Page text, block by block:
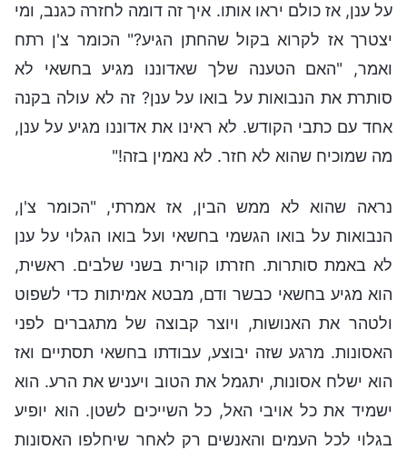
על ענן, אז כולם יראו אותו. איך זה דומה לחזרה כגנב, ומי
יצטרך אז לקרוא בקול שהחתן הגיע?" הכומר צ'ן רתח
ואמר, "האם הטענה שלך שאדוננו מגיע בחשאי לא
סותרת את הנבואות על בואו על ענן? זה לא עולה בקנה
אחד עם כתבי הקודש. לא ראינו את אדוננו מגיע על ענן,
מה שמוכיח שהוא לא חזר. לא נאמין בזה!"
נראה שהוא לא ממש הבין, אז אמרתי, "הכומר צ'ן,
הנבואות על בואו הגשמי בחשאי ועל בואו הגלוי על ענן
לא באמת סותרות. חזרתו קורית בשני שלבים. ראשית,
הוא מגיע בחשאי כבשר ודם, מבטא אמיתות כדי לשפוט
ולטהר את האנושות, ויוצר קבוצה של מתגברים לפני
האסונות. מרגע שזה יבוצע, עבודתו בחשאי תסתיים ואז
הוא ישלח אסונות, יתגמל את הטוב ויעניש את הרע. הוא
ישמיד את כל אויבי האל, כל השייכים לשטן. הוא יופיע
בגלוי לכל העמים והאנשים רק לאחר שיחלפו האסונות